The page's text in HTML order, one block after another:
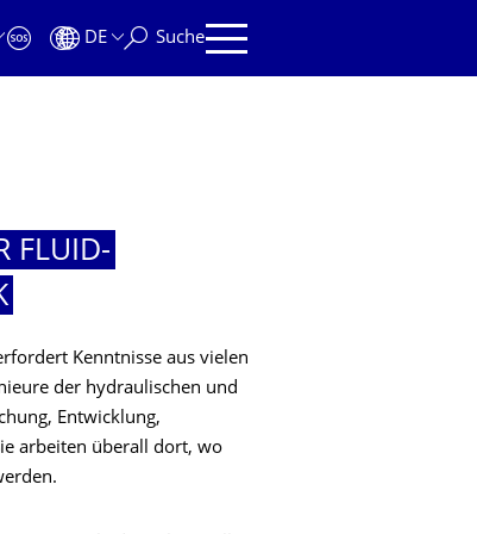
DE Suche
FLUID-
Kenntnisse aus vielen
der hydraulischen und
Entwicklung,
arbeiten überall dort, wo